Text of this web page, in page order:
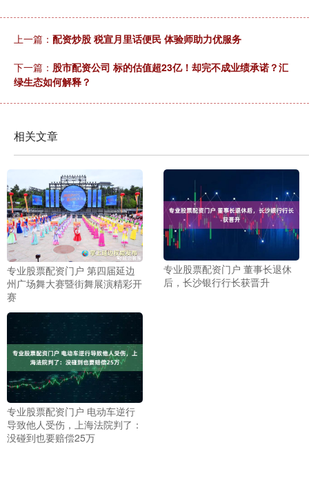
上一篇： 配资炒股 税宣月里话便民 体验师助力优服务
下一篇： 股市配资公司 标的估值超23亿！却完不成业绩承诺？汇
绿生态如何解释？
相关文章
专业股票配资门户 第四届延边
州广场舞大赛暨街舞展演精彩开
赛
专业股票配资门户 董事长退休
后，长沙银行行长获晋升
专业股票配资门户 电动车逆行
导致他人受伤，上海法院判了：
没碰到也要赔偿25万